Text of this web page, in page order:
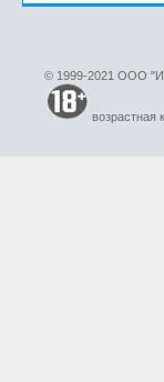
© 1999-2021 ООО
возрастная